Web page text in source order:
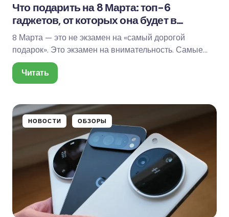
Что подарить на 8 Марта: топ-6
гаджетов, от которых она будет в
восторге
8 Марта — это не экзамен на «самый дорогой
подарок». Это экзамен на внимательность. Самые
удачные презенты — те, которые не надо «беречь
для…
Читать
НОВОСТИ ОБЗОРЫ